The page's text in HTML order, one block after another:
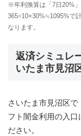
※年利換算は「7日20%
365÷10×30%≒1095%で
なります。
返済シミュレ
いたま市見沼
さいたま市見沼区
フト闇金利用の入口
ださい。